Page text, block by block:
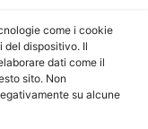
come i cookie
del dispositivo. Il
dati come il
sito. Non
su alcune
Scaglione
Calabrese